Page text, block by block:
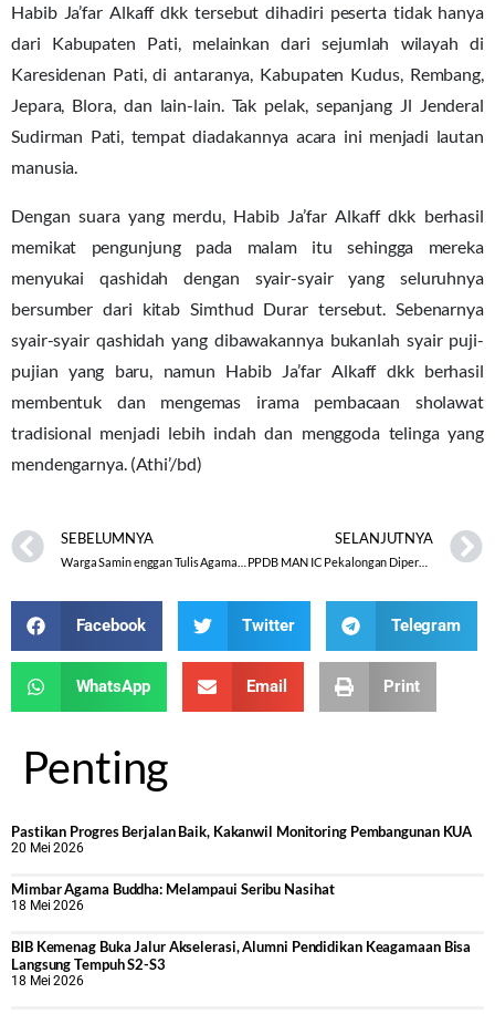
Habib Ja’far Alkaff dkk tersebut dihadiri peserta tidak hanya
dari Kabupaten Pati, melainkan dari sejumlah wilayah di
Karesidenan Pati, di antaranya, Kabupaten Kudus, Rembang,
Jepara, Blora, dan lain-lain. Tak pelak, sepanjang Jl Jenderal
Sudirman Pati, tempat diadakannya acara ini menjadi lautan
manusia.
Dengan suara yang merdu, Habib Ja’far Alkaff dkk berhasil
memikat pengunjung pada malam itu sehingga mereka
menyukai qashidah dengan syair-syair yang seluruhnya
bersumber dari kitab Simthud Durar tersebut. Sebenarnya
syair-syair qashidah yang dibawakannya bukanlah syair puji-
pujian yang baru, namun Habib Ja’far Alkaff dkk berhasil
membentuk dan mengemas irama pembacaan sholawat
tradisional menjadi lebih indah dan menggoda telinga yang
mendengarnya. (Athi’/bd)
SEBELUMNYA SELANJUTNYA
PPDB MAN IC Pekalongan Diperebutkan 1.521 Peserta
Facebook Twitter Telegram
WhatsApp Email Print
Penting
Pastikan Progres Berjalan Baik, Kakanwil Monitoring Pembangunan KUA
20 Mei 2026
Mimbar Agama Buddha: Melampaui Seribu Nasihat
18 Mei 2026
BIB Kemenag Buka Jalur Akselerasi, Alumni Pendidikan Keagamaan Bisa
Langsung Tempuh S2-S3
18 Mei 2026